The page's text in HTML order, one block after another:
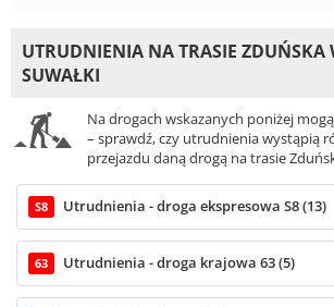
UTRUDNIENIA NA TRASIE ZDUŃSKA
SUWAŁKI
Na drogach wskazanych poniżej
– sprawdź, czy utrudnienia wystąpią
przejazdu daną drogą na trasie
S8 Utrudnienia - droga ekspresowa S8 (13)
63 Utrudnienia - droga krajowa 63 (5)